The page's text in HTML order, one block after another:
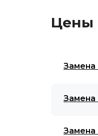
Цены
Замена
Замена
Замена